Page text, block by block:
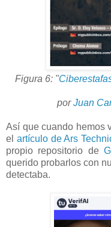
Figura 6: "
porJuan
Así que cuando hemos
el artículo de Ars
propio repositorio de
querido probarlos con
detectaba.